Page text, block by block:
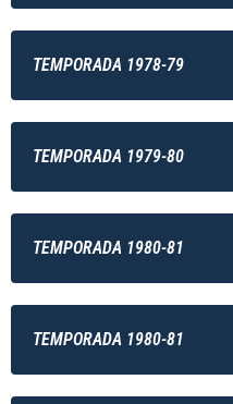
TEMPORADA 1978-79
TEMPORADA 1979-80
TEMPORADA 1980-81
TEMPORADA 1980-81